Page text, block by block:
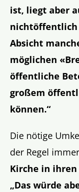
ist, liegt aber
Absicht
möglichen
öffentliche
großem
können.“
Die nötige
der Regel
Kirche in
„Das würde